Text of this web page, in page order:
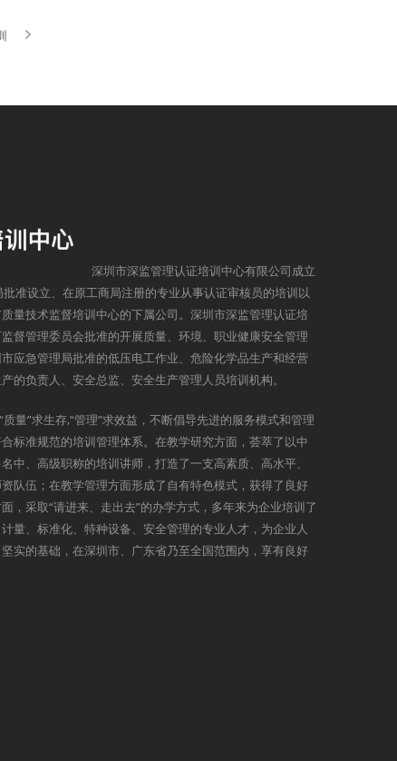
深圳市深监管理认证培训中心有限公司成立
准设立、在原工商局注册的专业从事认证审核员的培训以
量技术监督培训中心的下属公司。深圳市深监管理认证培
督管理委员会批准的开展质量、环境、职业健康安全管理
应急管理局批准的低压电工作业、危险化学品生产和经营
的负责人、安全总监、安全生产管理人员培训机构。
量”求生存,“管理”求效益，不断倡导先进的服务模式和管理
标准规范的培训管理体系。在教学研究方面，荟萃了以中
中、高级职称的培训讲师，打造了一支高素质、高水平、
队伍；在教学管理方面形成了自有特色模式，获得了良好
，采取“请进来、走出去”的办学方式，多年来为企业培训了
量、标准化、特种设备、安全管理的专业人才，为企业人
实的基础，在深圳市、广东省乃至全国范围内，享有良好